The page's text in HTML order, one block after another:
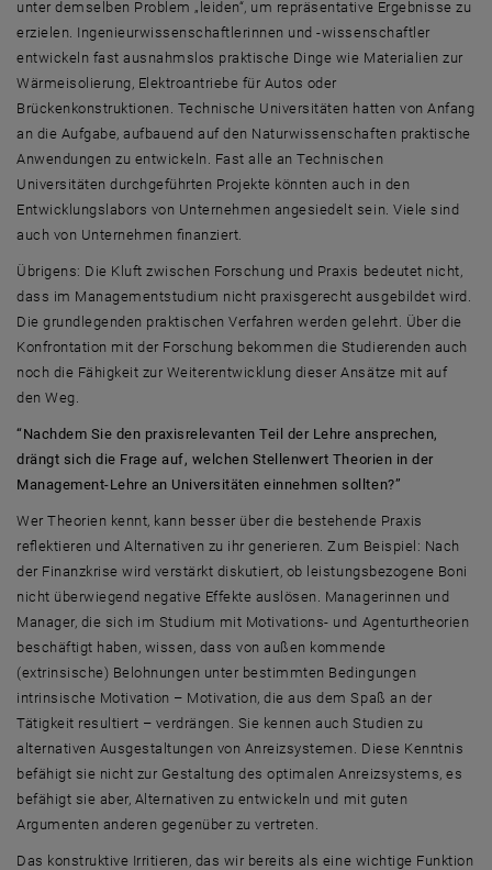
unter demselben Problem „leiden“, um repräsentative Ergebnisse zu
erzielen. Ingenieurwissenschaftlerinnen und -wissenschaftler
entwickeln fast ausnahmslos praktische Dinge wie Materialien zur
Wärmeisolierung, Elektroantriebe für Autos oder
Brückenkonstruktionen. Technische Universitäten hatten von Anfang
an die Aufgabe, aufbauend auf den Naturwissenschaften praktische
Anwendungen zu entwickeln. Fast alle an Technischen
Universitäten durchgeführten Projekte könnten auch in den
Entwicklungslabors von Unternehmen angesiedelt sein. Viele sind
auch von Unternehmen finanziert.
Übrigens: Die Kluft zwischen Forschung und Praxis bedeutet nicht,
dass im Managementstudium nicht praxisgerecht ausgebildet wird.
Die grundlegenden praktischen Verfahren werden gelehrt. Über die
Konfrontation mit der Forschung bekommen die Studierenden auch
noch die Fähigkeit zur Weiterentwicklung dieser Ansätze mit auf
den Weg.
“Nachdem Sie den praxisrelevanten Teil der Lehre ansprechen,
drängt sich die Frage auf, welchen Stellenwert Theorien in der
Management-Lehre an Universitäten einnehmen sollten?”
Wer Theorien kennt, kann besser über die bestehende Praxis
reflektieren und Alternativen zu ihr generieren. Zum Beispiel: Nach
der Finanzkrise wird verstärkt diskutiert, ob leistungsbezogene Boni
nicht überwiegend negative Effekte auslösen. Managerinnen und
Manager, die sich im Studium mit Motivations- und Agenturtheorien
beschäftigt haben, wissen, dass von außen kommende
(extrinsische) Belohnungen unter bestimmten Bedingungen
intrinsische Motivation – Motivation, die aus dem Spaß an der
Tätigkeit resultiert – verdrängen. Sie kennen auch Studien zu
alternativen Ausgestaltungen von Anreizsystemen. Diese Kenntnis
befähigt sie nicht zur Gestaltung des optimalen Anreizsystems, es
befähigt sie aber, Alternativen zu entwickeln und mit guten
Argumenten anderen gegenüber zu vertreten.
Das konstruktive Irritieren, das wir bereits als eine wichtige Funktion